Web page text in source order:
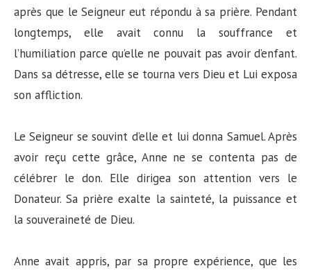
après que le Seigneur eut répondu à sa prière. Pendant
longtemps, elle avait connu la souffrance et
l’humiliation parce qu’elle ne pouvait pas avoir d’enfant.
Dans sa détresse, elle se tourna vers Dieu et Lui exposa
son affliction.
Le Seigneur se souvint d’elle et lui donna Samuel. Après
avoir reçu cette grâce, Anne ne se contenta pas de
célébrer le don. Elle dirigea son attention vers le
Donateur. Sa prière exalte la sainteté, la puissance et
la souveraineté de Dieu.
Anne avait appris, par sa propre expérience, que les